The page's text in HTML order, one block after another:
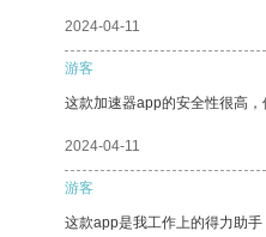
2024-04-11
游客
这款加速器app的安全性很高
2024-04-11
游客
这款app是我工作上的得力助